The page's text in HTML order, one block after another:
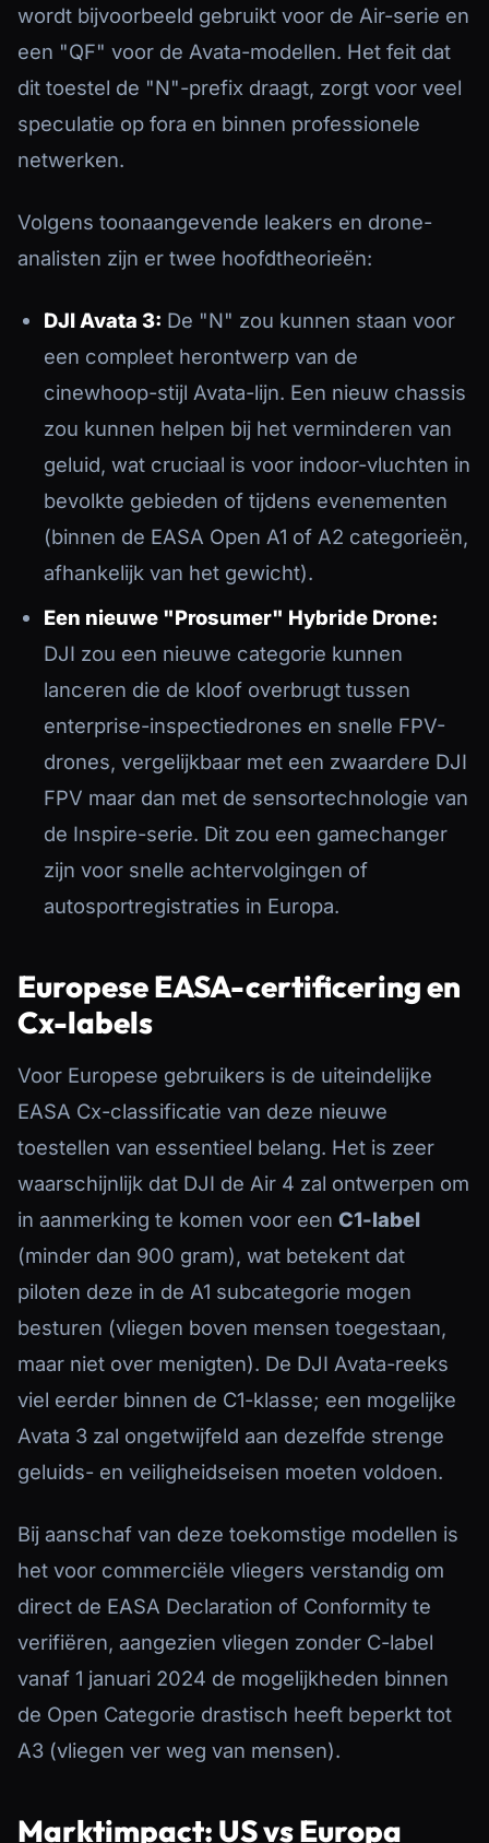
DRONES
CINEMA DRONE OPERATOR
CINEMA DRONES
LIVE BROADCAST & EVENTS
FPV FLY-THROUGHS
DRONESHOWS
DIENSTENOVERZICHT
wordt bijvoorbeeld gebruikt voor de Air-serie en
een "QF" voor de Avata-modellen. Het feit dat
dit toestel de "N"-prefix draagt, zorgt voor veel
speculatie op fora en binnen professionele
netwerken.
Volgens toonaangevende leakers en drone-
analisten zijn er twee hoofdtheorieën:
DJI Avata 3: De "N" zou kunnen staan voor
een compleet herontwerp van de
cinewhoop-stijl Avata-lijn. Een nieuw chassis
zou kunnen helpen bij het verminderen van
geluid, wat cruciaal is voor indoor-vluchten in
bevolkte gebieden of tijdens evenementen
(binnen de EASA Open A1 of A2 categorieën,
afhankelijk van het gewicht).
Een nieuwe "Prosumer" Hybride Drone:
DJI zou een nieuwe categorie kunnen
lanceren die de kloof overbrugt tussen
enterprise-inspectiedrones en snelle FPV-
drones, vergelijkbaar met een zwaardere DJI
FPV maar dan met de sensortechnologie van
de Inspire-serie. Dit zou een gamechanger
zijn voor snelle achtervolgingen of
autosportregistraties in Europa.
Europese EASA-certificering en
Cx-labels
Voor Europese gebruikers is de uiteindelijke
EASA Cx-classificatie van deze nieuwe
toestellen van essentieel belang. Het is zeer
waarschijnlijk dat DJI de Air 4 zal ontwerpen om
in aanmerking te komen voor een C1-label
(minder dan 900 gram), wat betekent dat
piloten deze in de A1 subcategorie mogen
besturen (vliegen boven mensen toegestaan,
maar niet over menigten). De DJI Avata-reeks
viel eerder binnen de C1-klasse; een mogelijke
Avata 3 zal ongetwijfeld aan dezelfde strenge
geluids- en veiligheidseisen moeten voldoen.
Bij aanschaf van deze toekomstige modellen is
het voor commerciële vliegers verstandig om
direct de EASA Declaration of Conformity te
verifiëren, aangezien vliegen zonder C-label
vanaf 1 januari 2024 de mogelijkheden binnen
de Open Categorie drastisch heeft beperkt tot
A3 (vliegen ver weg van mensen).
Marktimpact: US vs Europa